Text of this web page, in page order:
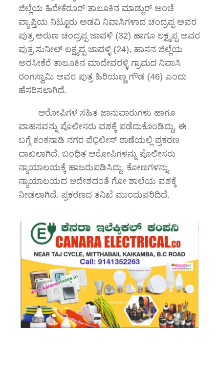
ಜಿಲ್ಲೆಯ ಹಿರೇಕೆರೂರ್ ತಾಲೂಕಿನ ಮಾಡ್ಲುರ್ ಅಂಚೆ
ವ್ಯಾಪ್ತಿಯ ನಿಟ್ಟೂರು ಅಡವಿ ನಿವಾಸಿಗಳಾದ ಚಂದ್ರಪ್ಪ ಅವರ
ಪುತ್ರ ಅರುಣ ಚಂದ್ರಪ್ಪ ಜಾವಳಿ (32) ಹಾಗೂ ಲಕ್ಷ್ಮಪ್ಪ ಅವರ
ಪುತ್ರ ಸುನೀಲ್ ಲಕ್ಷ್ಮಪ್ಪ ಜಾವಳ್ಳಿ (24), ಹಾಸನ ಜಿಲ್ಲೆಯ
ಅರಸೀಕೆರೆ ತಾಲೂಕಿನ ಮಾದೇವರಳ್ಳಿ ಗ್ರಾಮದ ನಿವಾಸಿ
ರಂಗಸ್ವಾಮಿ ಅವರ ಪುತ್ರ ಹಿರಿಯಣ್ಣ ಗೌಡ (46) ಎಂದು
ಹೆಸರಿಸಲಾಗಿದೆ.
ಆರೋಪಿಗಳ ಸಹಿತ ಜಾನುವಾರುಗಳು ಹಾಗೂ
ವಾಹನವನ್ನು ಪೊಲೀಸರು ವಶಕ್ಕೆ ಪಡೆದುಕೊಂಡಿದ್ದು, ಈ
ಬಗ್ಗೆ ಕಂಕನಾಡಿ ನಗರ ಪೆÇಲೀಸ್ ಠಾಣೆಯಲ್ಲಿ ಪ್ರಕರಣ
ದಾಖಲಾಗಿದೆ. ಬಂಧಿತ ಆರೋಪಿಗಳನ್ನು ಪೊಲೀಸರು
ನ್ಯಾಯಾಲಯಕ್ಕೆ ಹಾಜರುಪಡಿಸಿದ್ದು, ಕೋಣಗಳನ್ನು
ನ್ಯಾಯಾಲಯದ ಆದೇಶದಂತೆ ಗೋ ಶಾಲೆಯ ವಶಕ್ಕೆ
ನೀಡಲಾಗಿದೆ. ಪ್ರಕರಣದ ತನಿಖೆ ಮುಂದುವರಿದಿದೆ.